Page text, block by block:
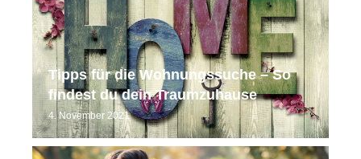
Tipps für die Wohnungssuche – So
findest du dein Traumzuhause
4. November 2021